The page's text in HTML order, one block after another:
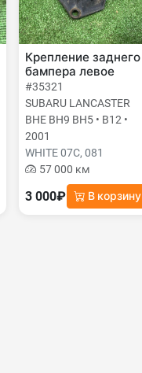
Крепление заднего
бампера левое
#35321
SUBARU LANCASTER
BHE BH9 BH5 • B12 •
2001
WHITE 07C, 081
57 000 км
3 000₽ В корзину